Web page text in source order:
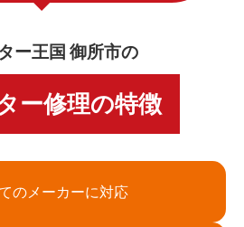
ー王国 御所市の
ー修理の特徴
のメーカーに対応